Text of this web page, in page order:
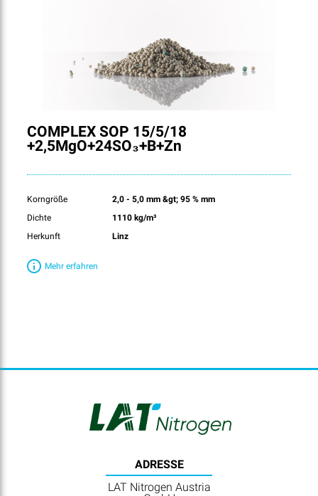
COMPLEX SOP 15/5/18
+2,5MgO+24SO₃+B+Zn
Korngröße
2,0 - 5,0 mm &gt; 95 % mm
Dichte
1110 kg/m³
Herkunft
Linz
Mehr erfahren
ADRESSE
LAT Nitrogen Austria